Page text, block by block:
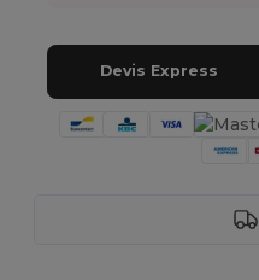
Devis Express